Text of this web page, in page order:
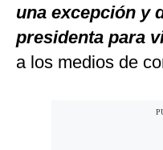
una excepción y
presidenta para
a los medios de